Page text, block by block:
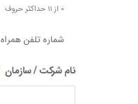
0 از 11 حداکثر حروف
شماره تلفن همراه
نام شرکت / سازمان